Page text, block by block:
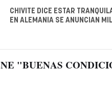
CHIVITE DICE ESTAR
EN ALEMANIA SE ANUNCIAN
"BUENAS